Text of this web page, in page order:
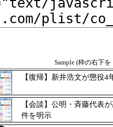
Sample (枠の右下
【復帰】新井浩文が懲役
【会談】公明・斉藤代表
件を明示